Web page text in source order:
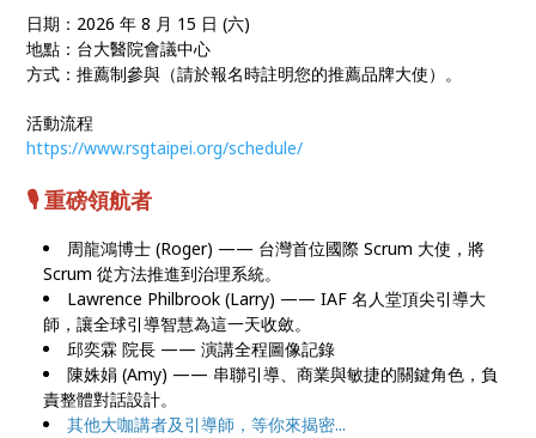
日期：2026 年 8 月 15 日 (六)
地點：台大醫院會議中心
方式：推薦制參與（請於報名時註明您的推薦品牌大使）。
活動流程
https://www.rsgtaipei.org/schedule/
🎙️ 重磅領航者
周龍鴻博士 (Roger) —— 台灣首位國際 Scrum 大使，將
Scrum 從方法推進到治理系統。
Lawrence Philbrook (Larry) —— IAF 名人堂頂尖引導大
師，讓全球引導智慧為這一天收斂。
邱奕霖 院長 —— 演講全程圖像記錄
陳姝娟 (Amy) —— 串聯引導、商業與敏捷的關鍵角色，負
責整體對話設計。
其他大咖講者及引導師，等你來揭密...